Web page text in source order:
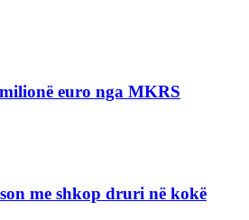
euro nga MKRS
me shkop druri në kokë